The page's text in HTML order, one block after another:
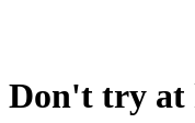
Don't try at